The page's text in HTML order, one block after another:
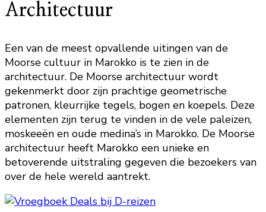
Architectuur
Een van de meest opvallende uitingen van de
Moorse cultuur in Marokko is te zien in de
architectuur. De Moorse architectuur wordt
gekenmerkt door zijn prachtige geometrische
patronen, kleurrijke tegels, bogen en koepels. Deze
elementen zijn terug te vinden in de vele paleizen,
moskeeën en oude medina’s in Marokko. De Moorse
architectuur heeft Marokko een unieke en
betoverende uitstraling gegeven die bezoekers van
over de hele wereld aantrekt.